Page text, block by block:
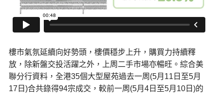
樓市氣氛延續向好勢頭，樓價穩步上升，購買力持續釋
放，除新盤交投活躍之外，上周二手市場亦暢旺。綜合美
聯分行資料，全港35個大型屋苑過去一周(5月11日至5月
17日)合共錄得94宗成交，較前一周(5月4日至5月10日)的